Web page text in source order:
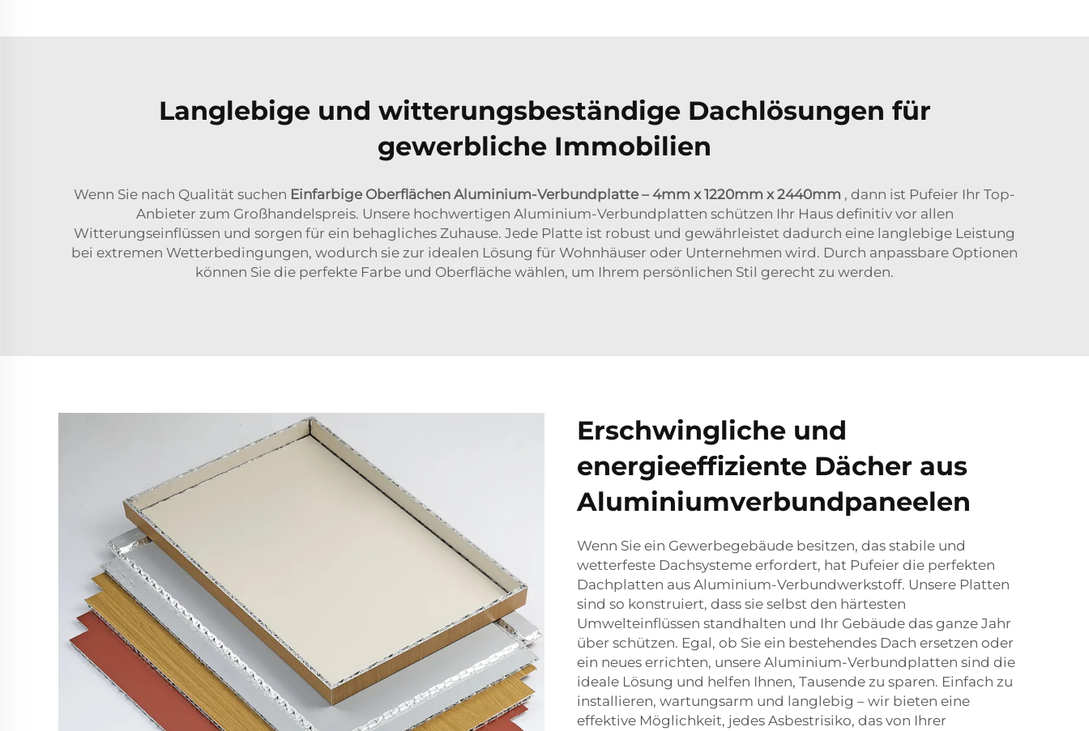
Langlebige und witterungsbeständige Dachlösungen für
gewerbliche Immobilien
Wenn Sie nach Qualität suchen Einfarbige Oberflächen Aluminium-Verbundplatte – 4mm x 1220mm x 2440mm , dann ist Pufeier Ihr Top-
Anbieter zum Großhandelspreis. Unsere hochwertigen Aluminium-Verbundplatten schützen Ihr Haus definitiv vor allen
Witterungseinflüssen und sorgen für ein behagliches Zuhause. Jede Platte ist robust und gewährleistet dadurch eine langlebige Leistung
bei extremen Wetterbedingungen, wodurch sie zur idealen Lösung für Wohnhäuser oder Unternehmen wird. Durch anpassbare Optionen
können Sie die perfekte Farbe und Oberfläche wählen, um Ihrem persönlichen Stil gerecht zu werden.
Erschwingliche und
energieeffiziente Dächer aus
Aluminiumverbundpaneelen
Wenn Sie ein Gewerbegebäude besitzen, das stabile und
wetterfeste Dachsysteme erfordert, hat Pufeier die perfekten
Dachplatten aus Aluminium-Verbundwerkstoff. Unsere Platten
sind so konstruiert, dass sie selbst den härtesten
Umwelteinflüssen standhalten und Ihr Gebäude das ganze Jahr
über schützen. Egal, ob Sie ein bestehendes Dach ersetzen oder
ein neues errichten, unsere Aluminium-Verbundplatten sind die
ideale Lösung und helfen Ihnen, Tausende zu sparen. Einfach zu
installieren, wartungsarm und langlebig – wir bieten eine
effektive Möglichkeit, jedes Asbestrisiko, das von Ihrer